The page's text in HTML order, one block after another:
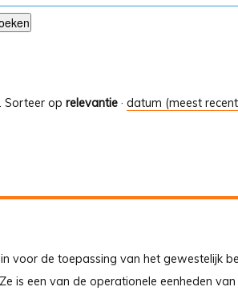
Sorteer op relevantie · datum (meest
voor de toepassing van het gewestelijk
is een van de operationele eenheden van